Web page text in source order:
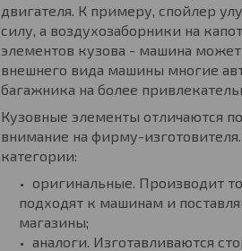
двигателя. К примеру, спойлер
силу, а воздухозаборники на
элементов кузова - машина
внешнего вида машины многие
багажника на более
Кузовные элементы отличаются
внимание на фирму-
категории:
оригинальные. Производит
подходят к машинам и
магазины;
аналоги. Изготавливаются